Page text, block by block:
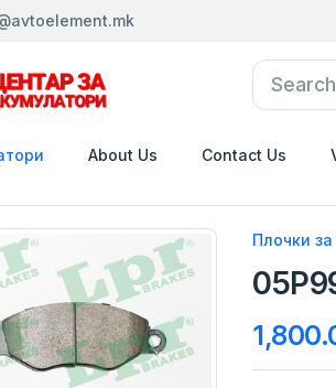
About Us Contact Us
Плочки